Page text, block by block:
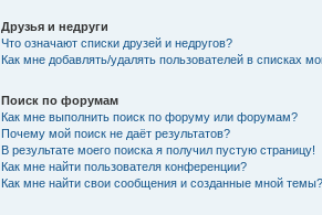
Друзья и недруги
Что означают списки друзей и недругов?
Как мне добавлять/удалять пользователей в списках
Поиск по форумам
Как мне выполнить поиск по форуму или форумам?
Почему мой поиск не даёт результатов?
В результате моего поиска я получил пустую страницу!
Как мне найти пользователя конференции?
Как мне найти свои сообщения и созданные мной темы?